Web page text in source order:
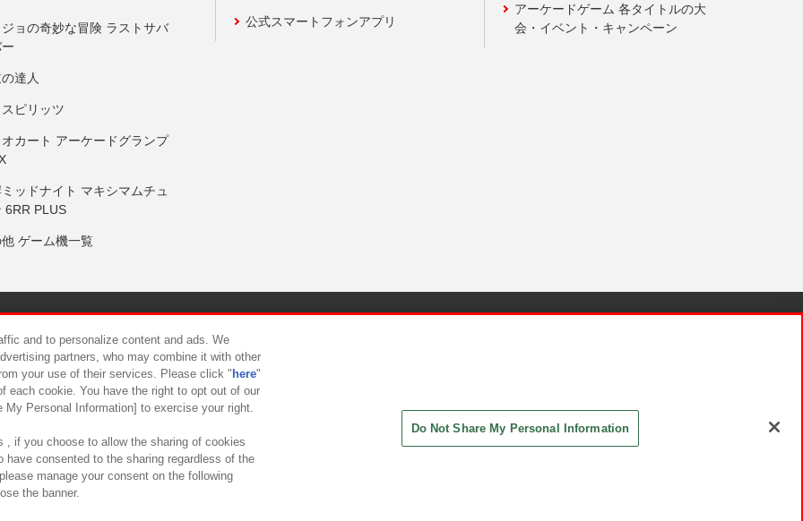
ョの奇妙な冒険 ラストサバ
達人
ピリッツ
カート アーケードグランプ
ッドナイト マキシマムチュ
6RR PLUS
ゲーム機一覧
公式スマートフォンアプリ
アーケードゲーム 各タイトルの大
会・イベント・キャンペーン
について カスタマーハラスメント対応方針
and to personalize content and ads. We
partners, who may combine it with other
your use of their services. Please click " here"
each cookie. You have the right to opt out of our
Personal Information] to exercise your right.
, if you choose to allow the sharing of cookies
have consented to the sharing regardless of the
manage your consent on the following
the banner.
Do Not Share My Personal Information